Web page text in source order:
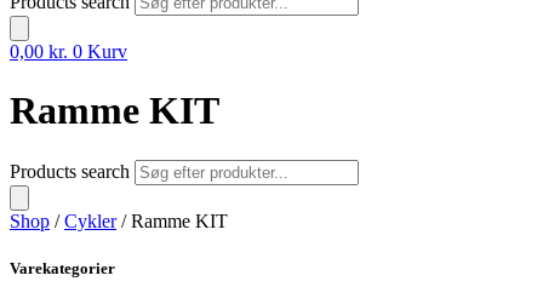
0,00 kr. 0 Kurv
Ramme KIT
Products search
Shop /Cykler/ Ramme KIT
Varekategorier